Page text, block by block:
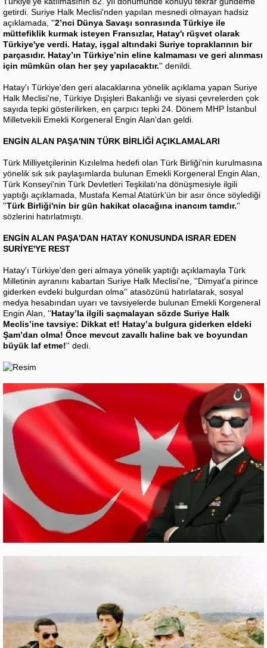
getirdi. Suriye Halk Meclisi'nden yapılan mesnedi olmayan hadsiz
açıklamada, ''2’nci Dünya Savaşı sonrasında Türkiye ile
müttefiklik kurmak isteyen Fransızlar, Hatay'ı rüşvet olarak
Türkiye'ye verdi. Hatay, işgal altındaki Suriye topraklarının bir
parçasıdır. Hatay’ın Türkiye’nin eline kalmaması ve geri alınması
için mümkün olan her şey yapılacaktır.'' denildi.
Hatay'ı Türkiye'den geri alacaklarına yönelik açıklama yapan Suriye
Halk Meclisi'ne, Türkiye Dışişleri Bakanlığı ve siyasi çevrelerden çok
sayıda tepki gösterilirken, en çarpıcı tepki 24. Dönem MHP İstanbul
Milletvekili Emekli Korgeneral Engin Alan'dan geldi.
ENGİN ALAN PAŞA'NIN TÜRK BİRLİĞİ AÇIKLAMALARI
Türk Milliyetçilerinin Kızılelma hedefi olan Türk Birliği'nin kurulmasına
yönelik sık sık paylaşımlarda bulunan Emekli Korgeneral Engin Alan,
Türk Konseyi'nin Türk Devletleri Teşkilatı'na dönüşmesiyle ilgili
yaptığı açıklamada, Mustafa Kemal Atatürk'ün bir asır önce söylediği
''Türk Birliği'nin bir gün hakikat olacağına inancım tamdır.''
sözlerini hatırlatmıştı.
ENGİN ALAN PAŞA'DAN HATAY KONUSUNDA ISRAR EDEN
SURİYE'YE REST
Hatay'ı Türkiye'den geri almaya yönelik yaptığı açıklamayla Türk
Milletinin ayranını kabartan Suriye Halk Meclisi'ne, ''Dimyat'a pirince
giderken evdeki bulgurdan olma'' atasözünü hatırlatarak, sosyal
medya hesabından uyarı ve tavsiyelerde bulunan Emekli Korgeneral
Engin Alan, ''Hatay’la ilgili saçmalayan sözde Suriye Halk
Meclis’ine tavsiye: Dikkat et! Hatay’a bulgura giderken eldeki
Şam’dan olma! Önce mevcut zavallı haline bak ve boyundan
büyük laf etme!'' dedi.